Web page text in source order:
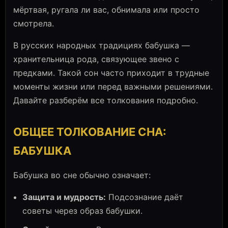
мёртвая, ругала ли вас, обнимала или просто
смотрела.
В русских народных традициях бабушка —
хранительница рода, связующее звено с
предками. Такой сон часто приходит в трудные
моменты жизни или перед важными решениями.
Давайте разберём все толкования подробно.
ОБЩЕЕ ТОЛКОВАНИЕ СНА:
БАБУШКА
Бабушка во сне обычно означает:
Защита и мудрость: Подсознание даёт
советы через образ бабушки.